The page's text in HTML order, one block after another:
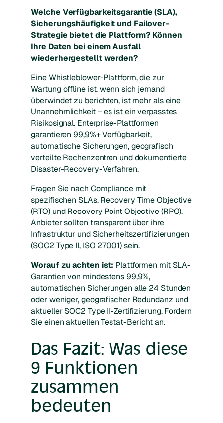
Welche Verfügbarkeitsgarantie (SLA),
Sicherungshäufigkeit und Failover-
Strategie bietet die Plattform? Können
Ihre Daten bei einem Ausfall
wiederhergestellt werden?
Eine Whistleblower-Plattform, die zur
Wartung offline ist, wenn sich jemand
überwindet zu berichten, ist mehr als eine
Unannehmlichkeit – es ist ein verpasstes
Risikosignal. Enterprise-Plattformen
garantieren 99,9%+ Verfügbarkeit,
automatische Sicherungen, geografisch
verteilte Rechenzentren und dokumentierte
Disaster-Recovery-Verfahren.
Fragen Sie nach Compliance mit
spezifischen SLAs, Recovery Time Objective
(RTO) und Recovery Point Objective (RPO).
Anbieter sollten transparent über ihre
Infrastruktur und Sicherheitszertifizierungen
(SOC2 Type II, ISO 27001) sein.
Worauf zu achten ist: Plattformen mit SLA-
Garantien von mindestens 99,9%,
automatischen Sicherungen alle 24 Stunden
oder weniger, geografischer Redundanz und
aktueller SOC2 Type II-Zertifizierung. Fordern
Sie einen aktuellen Testat-Bericht an.
Das Fazit: Was diese
9 Funktionen
zusammen
bedeuten